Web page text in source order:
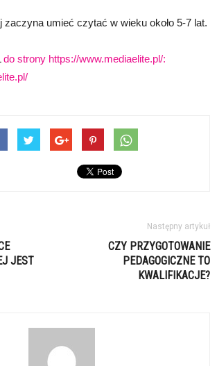
umieć czytać w wieku około 5-7 lat.
do strony https://www.mediaelite.pl/:
JEST
Następny artykuł
CZY PRZYGOTOWANIE
PEDAGOGICZNE TO
KWALIFIKACJE?